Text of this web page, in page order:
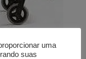
uma
suas